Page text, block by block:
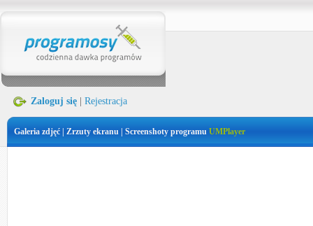
Zaloguj się Rejestracja
Galeria zdjęć | Zrzuty ekranu | Screenshoty programu UMPlayer